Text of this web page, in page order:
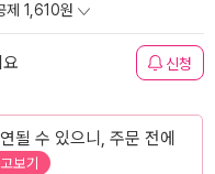
제 1,610원
요 신청
될 수 있으니, 주문 전에
보기